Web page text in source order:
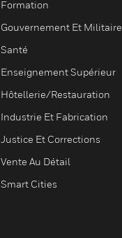
Formation
Gouvernement Et Militaire
Santé
Enseignement Supérieur
Hôtellerie/Restauration
Industrie Et Fabrication
Justice Et Corrections
Vente Au Détail
Smart Cities